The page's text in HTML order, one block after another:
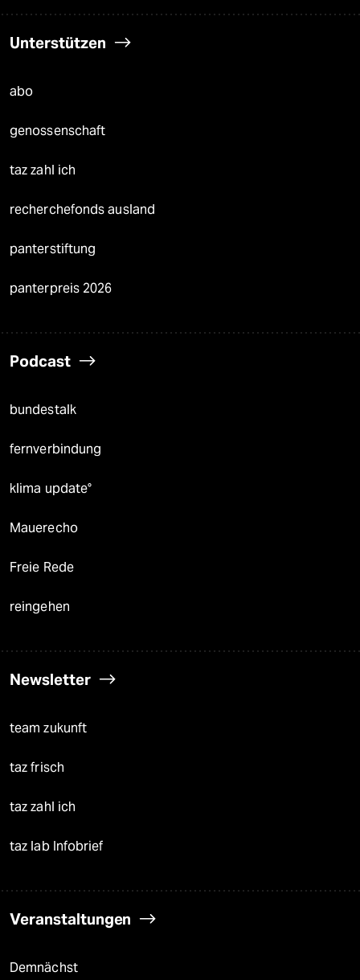
Unterstützen
abo
genossenschaft
taz zahl ich
recherchefonds ausland
panterstiftung
panterpreis 2026
Podcast
bundestalk
fernverbindung
klima update°
Mauerecho
Freie Rede
reingehen
Newsletter
team zukunft
taz frisch
taz zahl ich
taz lab Infobrief
Veranstaltungen
Demnächst